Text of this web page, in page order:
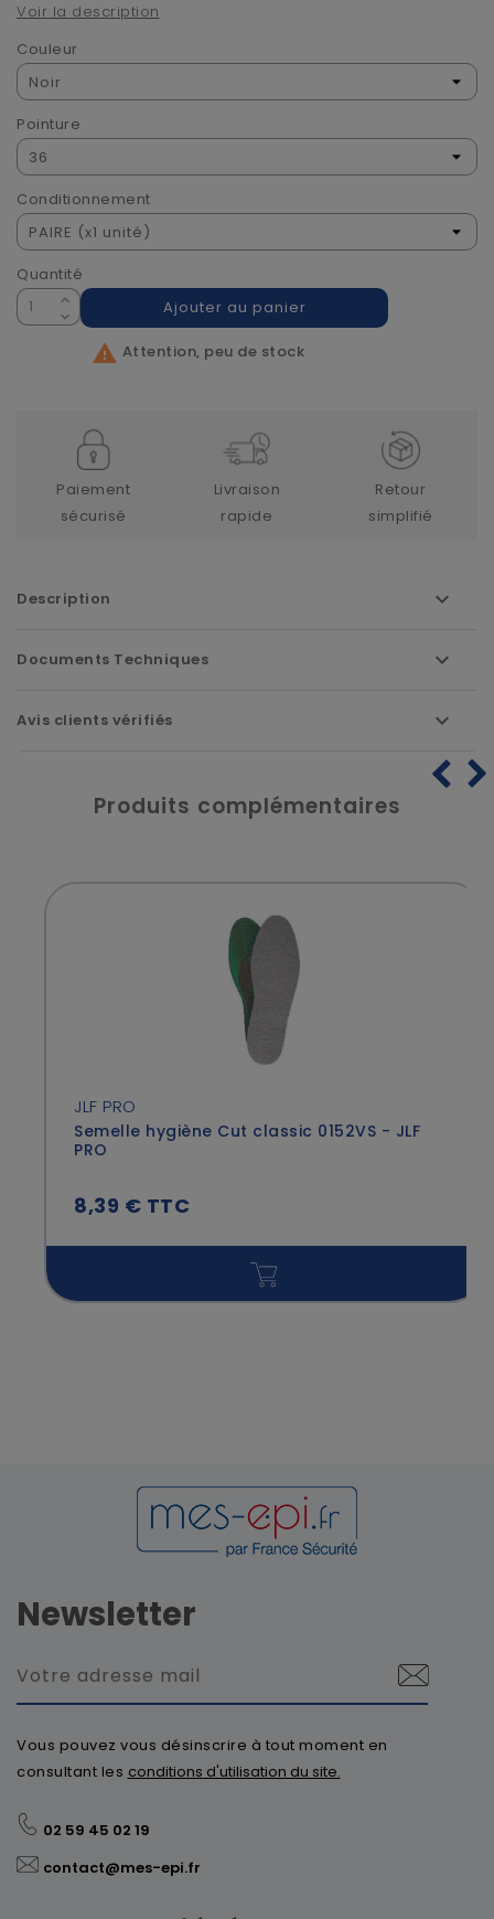
Voir la description
Couleur
Pointure
Conditionnement
Quantité
Ajouter au panier
 Attention, peu de stock
Paiement
sécurisé
Livraison
rapide
Retour
simplifié
Description
Documents Techniques
Avis clients vérifiés
Produits complémentaires
JLF PRO
Semelle hygiène Cut classic 0152VS - JLF
PRO
8,39 € TTC
Newsletter
Vous pouvez vous désinscrire à tout moment en
consultant les conditions d'utilisation du site.
02 59 45 02 19
contact@mes-epi.fr